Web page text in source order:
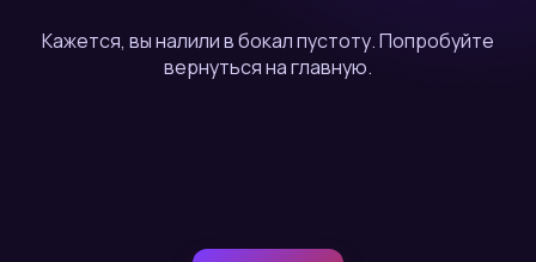
Кажется, вы налили в бокал пустоту. Попробуйте
вернуться на главную.